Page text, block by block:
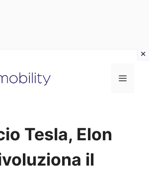
Menu
Tesla, Elon
il